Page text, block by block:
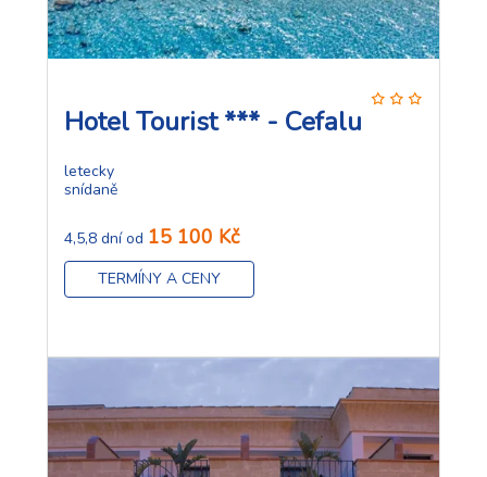
Hotel Tourist *** - Cefalu
letecky
snídaně
4,5,8 dní od 15 100 Kč
TERMÍNY A CENY